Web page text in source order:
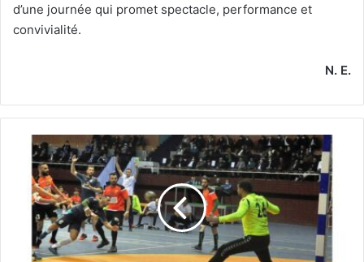
d’une journée qui promet spectacle, performance et
convivialité.
N. E.
Demi-
finales
Coupe
d’Algérie,
dames